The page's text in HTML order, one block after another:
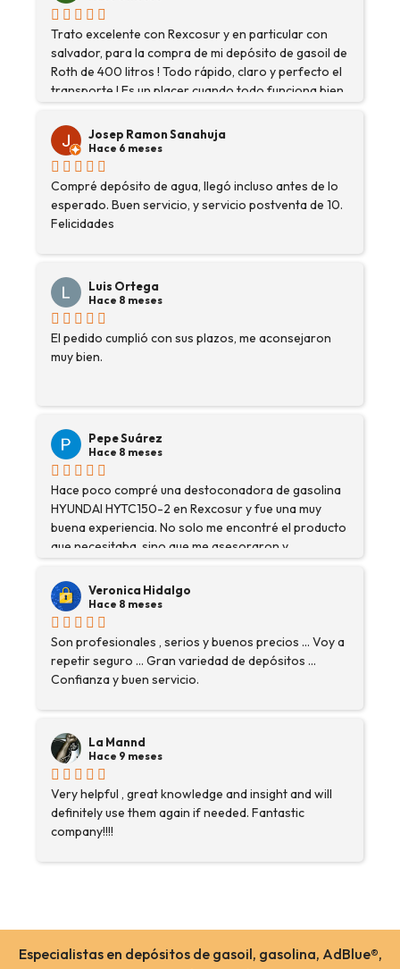
Trato excelente con Rexcosur y en particular con
salvador, para la compra de mi depósito de gasoil de
Roth de 400 litros ! Todo rápido, claro y perfecto el
transporte ! Es un placer cuando todo funciona bien
Josep Ramon Sanahuja
Hace 6 meses
Compré depósito de agua, llegó incluso antes de lo
esperado. Buen servicio, y servicio postventa de 10.
Felicidades
Luis Ortega
Hace 8 meses
El pedido cumplió con sus plazos, me aconsejaron
muy bien.
Pepe Suárez
Hace 8 meses
Hace poco compré una destoconadora de gasolina
HYUNDAI HYTC150-2 en Rexcosur y fue una muy
buena experiencia. No solo me encontré el producto
que necesitaba, sino que me asesoraron y
estaba eligiendo la máquina más adecuada para mi
trabajo. Salvador, la persona con que estuve
contactactanto me explicó todo￼ En general, la
recomiendo, he vuelto a comprar, tengo varios
pedidos en proceso y muy contento.
Veronica Hidalgo
Hace 8 meses
Son profesionales , serios y buenos precios ... Voy a
repetir seguro ... Gran variedad de depósitos ...
Confianza y buen servicio.
La Mannd
Hace 9 meses
Very helpful , great knowledge and insight and will
definitely use them again if needed. Fantastic
company!!!!
Especialistas en depósitos de gasoil, gasolina, AdBlue®,